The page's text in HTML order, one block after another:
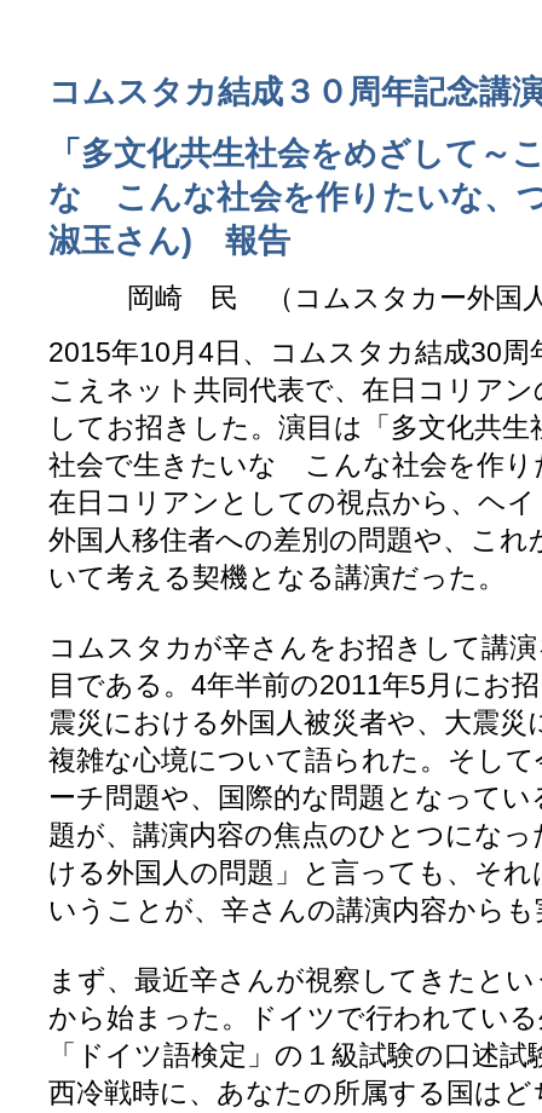
コムスタカ結成３０周年記念講
「多文化共生社会をめざして～
な こんな社会を作りたいな、
淑玉さん) 報告
岡崎 民 （コムスタカー外国
2015年10月4日、コムスタカ結成30
こえネット共同代表で、在日コリア
してお招きした。演目は「多文化共
社会で生きたいな こんな社会を作り
在日コリアンとしての視点から、ヘ
外国人移住者への差別の問題や、こ
いて考える契機となる講演だった。
コムスタカが辛さんをお招きして講
目である。4年半前の2011年5月にお
震災における外国人被災者や、大震
複雑な心境について語られた。そし
ーチ問題や、国際的な問題となって
題が、講演内容の焦点のひとつにな
ける外国人の問題」と言っても、そ
いうことが、辛さんの講演内容から
まず、最近辛さんが視察してきたと
から始まった。ドイツで行われてい
「ドイツ語検定」の１級試験の口述
西冷戦時に、あなたの所属する国は